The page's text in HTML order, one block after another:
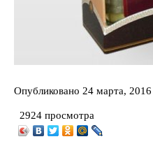
Опубликовано 24 марта,
2924 просмотра